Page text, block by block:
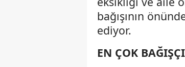
bağışının
ediyor.
EN ÇOK